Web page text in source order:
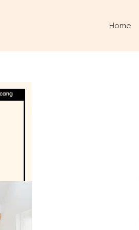
Home